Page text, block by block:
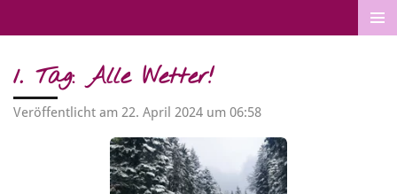
springen
1. Tag: Alle Wetter!
Veröffentlicht am 22. April 2024 um 06:58